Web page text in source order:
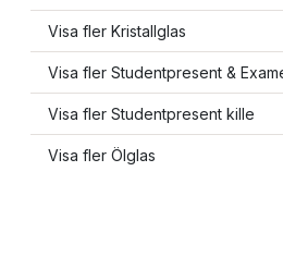
Visa fler Kristallglas
Visa fler Studentpresent &
Visa fler Studentpresent kille
Visa fler Ölglas